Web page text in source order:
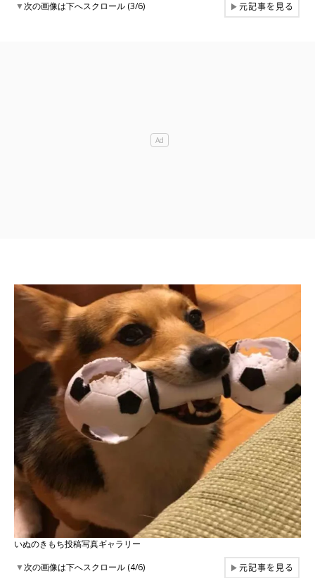
▼次の画像は下へスクロール (3/6) ▶元記事を見る
いぬのきもち投稿写真ギャラリー
▼次の画像は下へスクロール (4/6) ▶元記事を見る